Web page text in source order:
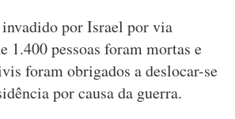
por Israel por via
1.400 pessoas foram mortas e
foram obrigados a deslocar-se
por causa da guerra.